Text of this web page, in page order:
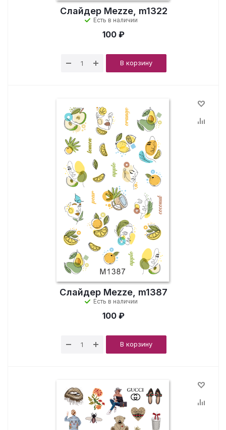
Слайдер Mezze, m1322
Есть в наличии
100 ₽
В корзину
Слайдер Mezze, m1387
Есть в наличии
100 ₽
В корзину